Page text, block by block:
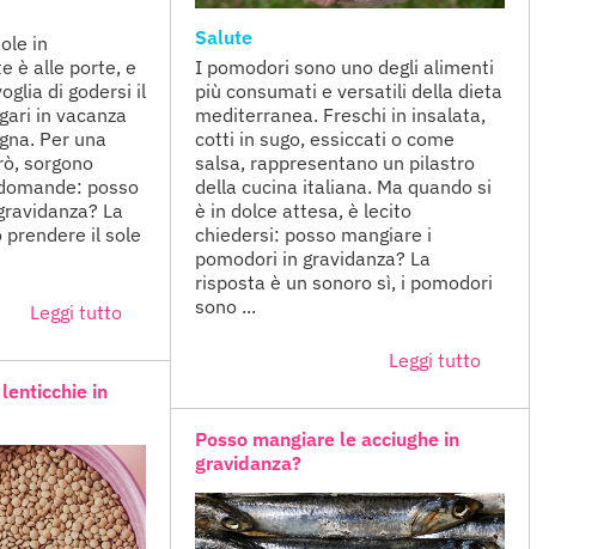
in
è alle porte, e
di godersi il
in vacanza
Per una
sorgono
posso
La
prendere il sole
Leggi tutto
Salute
I pomodori sono uno degli alimenti
più consumati e versatili della dieta
mediterranea. Freschi in insalata,
cotti in sugo, essiccati o come
salsa, rappresentano un pilastro
della cucina italiana. Ma quando si
è in dolce attesa, è lecito
chiedersi: posso mangiare i
pomodori in gravidanza? La
risposta è un sonoro sì, i pomodori
sono ...
Leggi tutto
in
Posso mangiare le acciughe in
gravidanza?